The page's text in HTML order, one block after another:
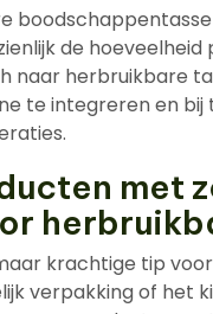
de
naar herbruikbare
te integreren en
met
krachtige tip
verpakking of het